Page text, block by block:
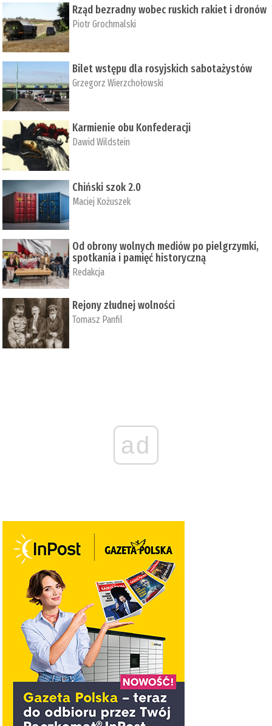
Rząd bezradny wobec ruskich rakiet i dronów
Piotr Grochmalski
Bilet wstępu dla rosyjskich sabotażystów
Grzegorz Wierzchołowski
Karmienie obu Konfederacji
Dawid Wildstein
Chiński szok 2.0
Maciej Kożuszek
Od obrony wolnych mediów po pielgrzymki,
spotkania i pamięć historyczną
Redakcja
Rejony złudnej wolności
Tomasz Panfil
ad